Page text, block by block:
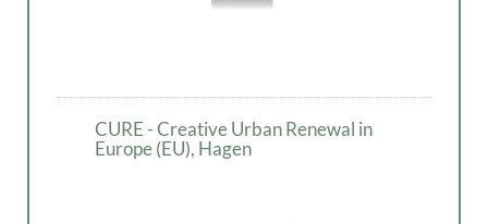
CURE - Creative Urban Renewal in
Europe (EU), Hagen